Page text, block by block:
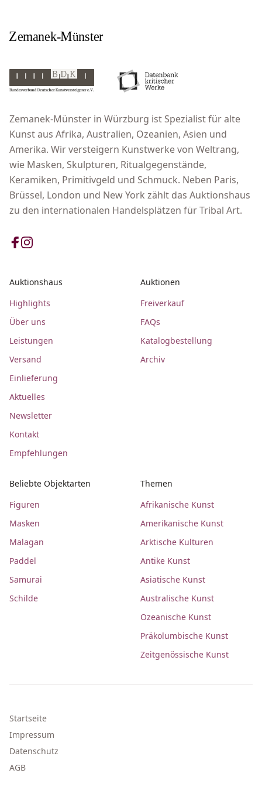
Zemanek-Münster in Würzburg ist Spezialist für alte
Kunst aus Afrika, Australien, Ozeanien, Asien und
Amerika. Wir versteigern Kunstwerke von Weltrang,
wie Masken, Skulpturen, Ritualgegenstände,
Keramiken, Primitivgeld und Schmuck. Neben Paris,
Brüssel, London und New York zählt das Auktionshaus
zu den internationalen Handelsplätzen für Tribal Art.
Auktionshaus
Highlights
Über uns
Leistungen
Versand
Einlieferung
Aktuelles
Newsletter
Kontakt
Empfehlungen
Auktionen
Freiverkauf
FAQs
Katalogbestellung
Archiv
Beliebte Objektarten
Figuren
Masken
Malagan
Paddel
Samurai
Schilde
Themen
Afrikanische Kunst
Amerikanische Kunst
Arktische Kulturen
Antike Kunst
Asiatische Kunst
Australische Kunst
Ozeanische Kunst
Präkolumbische Kunst
Zeitgenössische Kunst
Startseite
Impressum
Datenschutz
AGB